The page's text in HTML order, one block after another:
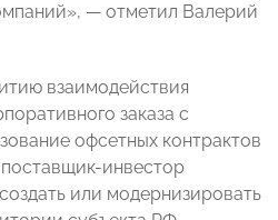
— отметил Валерий
взаимодействия
заказа с
офсетных контрактов
инвестор
или модернизировать